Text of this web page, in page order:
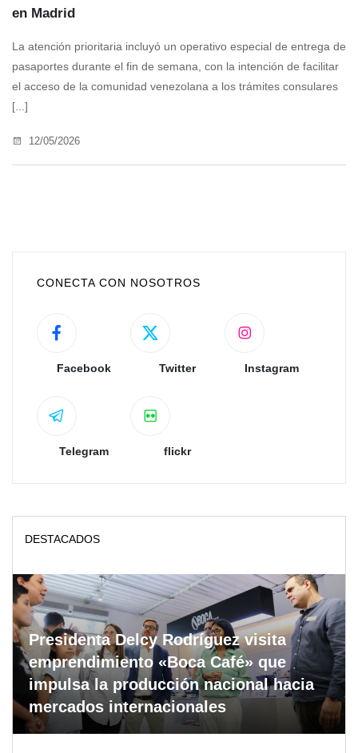
en Madrid
La atención prioritaria incluyó un operativo especial de entrega de
pasaportes durante el fin de semana, con la intención de facilitar
el acceso de la comunidad venezolana a los trámites consulares
[...]
12/05/2026
CONECTA CON NOSOTROS
Facebook Twitter Instagram
Telegram flickr
DESTACADOS
Presidenta Delcy Rodríguez visita
emprendimiento «Boca Café» que
impulsa la producción nacional hacia
mercados internacionales